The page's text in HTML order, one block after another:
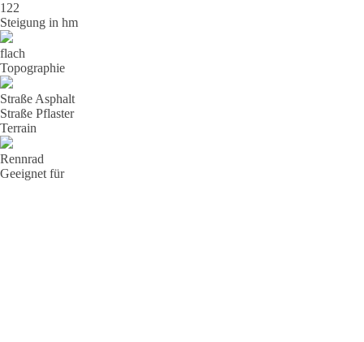
122
Steigung in hm
flach
Topographie
Straße Asphalt
Straße Pflaster
Terrain
Rennrad
Geeignet für